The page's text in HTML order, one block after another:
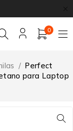
0
/ Perfect
para Laptop